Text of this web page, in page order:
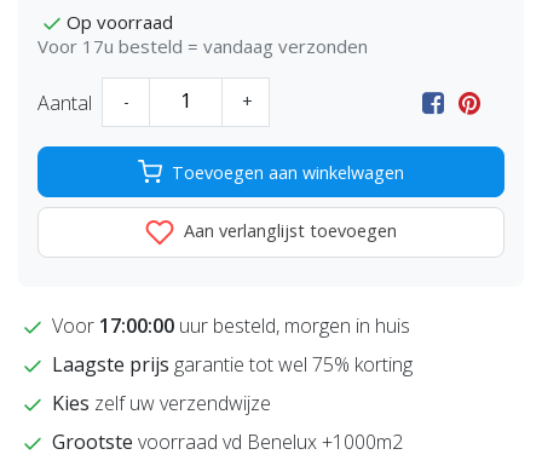
Op voorraad
Voor 17u besteld = vandaag verzonden
Aantal - +
Toevoegen aan winkelwagen
Aan verlanglijst toevoegen
Voor 17:00:00 uur besteld, morgen in huis
Laagste prijs garantie tot wel 75% korting
Kies zelf uw verzendwijze
Grootste voorraad vd Benelux +1000m2